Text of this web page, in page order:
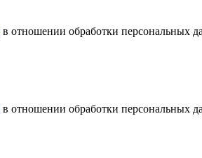
в отношении обработки персональных
в отношении обработки персональных